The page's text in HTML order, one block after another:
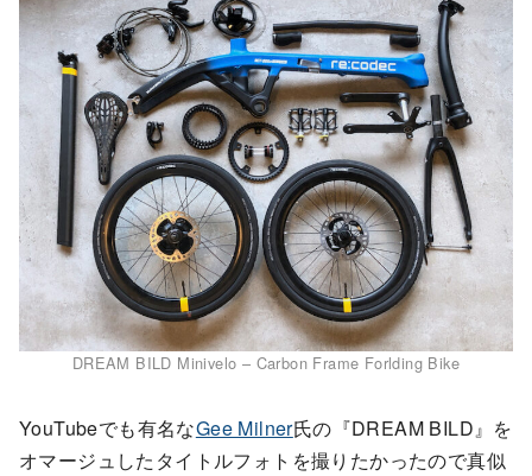
DREAM BILD Minivelo – Carbon Frame Forlding Bike
YouTubeでも有名なGee Milner氏の『DREAM BILD』を
オマージュしたタイトルフォトを撮りたかったので真似